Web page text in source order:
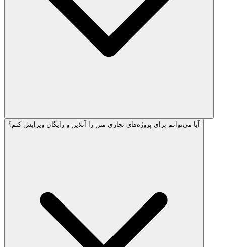
آیا می‌توانم برای پروژه‌های تجاری متن را آنلاین و رایگان ویرایش کنم؟